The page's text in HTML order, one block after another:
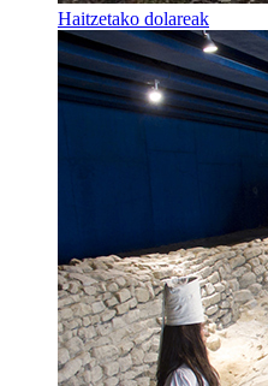
Haitzetako dolareak